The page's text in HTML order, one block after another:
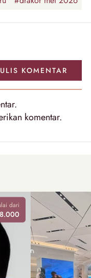
KOMENTAR
.
komentar.
dari